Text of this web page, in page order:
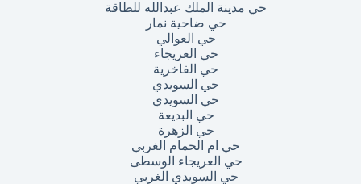
حي مدينة الملك عبدالله للطاقة
حي ضاحية نمار
حي العوالي
حي العريجاء
حي الفاخرية
حي السويدي
حي السويدي
حي البديعة
حي الزهرة
حي ام الحمام الغربي
حي العريجاء الوسطى
حي السويدي الغربي